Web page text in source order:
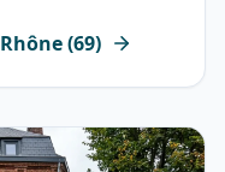
Rhône(69)